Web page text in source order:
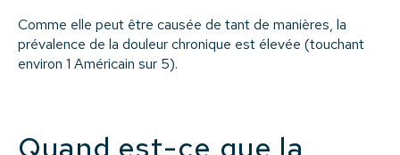
Comme elle peut être causée de tant de manières, la
prévalence de la douleur chronique est élevée (touchant
environ 1 Américain sur 5).